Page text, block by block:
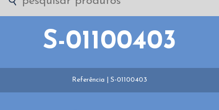
S-01100403
Referência | S-01100403